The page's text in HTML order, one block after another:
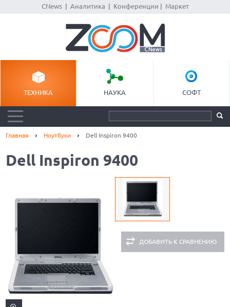
CNews| Аналитика Конференции Маркет
ТЕХНИКА НАУКА СОФТ
Главная Ноутбуки Dell Inspiron 9400
Dell Inspiron 9400
ДОБАВИТЬ К СРАВНЕНИЮ